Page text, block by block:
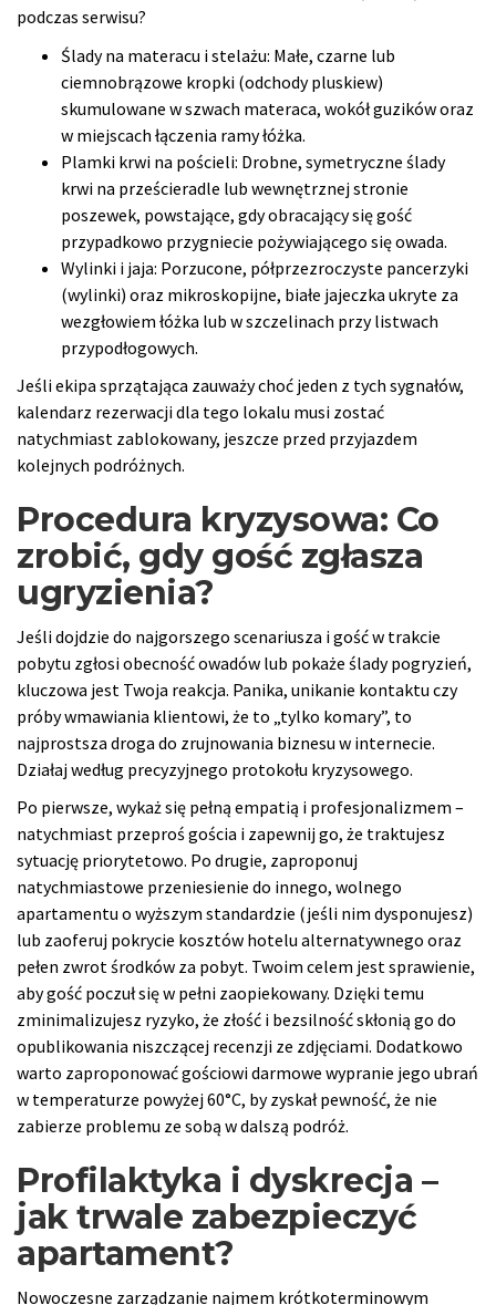
podczas serwisu?
Ślady na materacu i stelażu: Małe, czarne lub
ciemnobrązowe kropki (odchody pluskiew)
skumulowane w szwach materaca, wokół guzików oraz
w miejscach łączenia ramy łóżka.
Plamki krwi na pościeli: Drobne, symetryczne ślady
krwi na prześcieradle lub wewnętrznej stronie
poszewek, powstające, gdy obracający się gość
przypadkowo przygniecie pożywiającego się owada.
Wylinki i jaja: Porzucone, półprzezroczyste pancerzyki
(wylinki) oraz mikroskopijne, białe jajeczka ukryte za
wezgłowiem łóżka lub w szczelinach przy listwach
przypodłogowych.
Jeśli ekipa sprzątająca zauważy choć jeden z tych sygnałów,
kalendarz rezerwacji dla tego lokalu musi zostać
natychmiast zablokowany, jeszcze przed przyjazdem
kolejnych podróżnych.
Procedura kryzysowa: Co
zrobić, gdy gość zgłasza
ugryzienia?
Jeśli dojdzie do najgorszego scenariusza i gość w trakcie
pobytu zgłosi obecność owadów lub pokaże ślady pogryzień,
kluczowa jest Twoja reakcja. Panika, unikanie kontaktu czy
próby wmawiania klientowi, że to „tylko komary”, to
najprostsza droga do zrujnowania biznesu w internecie.
Działaj według precyzyjnego protokołu kryzysowego.
Po pierwsze, wykaż się pełną empatią i profesjonalizmem –
natychmiast przeproś gościa i zapewnij go, że traktujesz
sytuację priorytetowo. Po drugie, zaproponuj
natychmiastowe przeniesienie do innego, wolnego
apartamentu o wyższym standardzie (jeśli nim dysponujesz)
lub zaoferuj pokrycie kosztów hotelu alternatywnego oraz
pełen zwrot środków za pobyt. Twoim celem jest sprawienie,
aby gość poczuł się w pełni zaopiekowany. Dzięki temu
zminimalizujesz ryzyko, że złość i bezsilność skłonią go do
opublikowania niszczącej recenzji ze zdjęciami. Dodatkowo
warto zaproponować gościowi darmowe wypranie jego ubrań
w temperaturze powyżej 60°C, by zyskał pewność, że nie
zabierze problemu ze sobą w dalszą podróż.
Profilaktyka i dyskrecja –
jak trwale zabezpieczyć
apartament?
Nowoczesne zarządzanie najmem krótkoterminowym